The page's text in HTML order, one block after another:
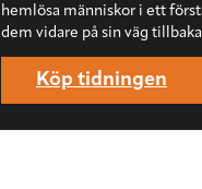
hemlösa människor i ett
dem vidare på sin väg
Köp tidningen